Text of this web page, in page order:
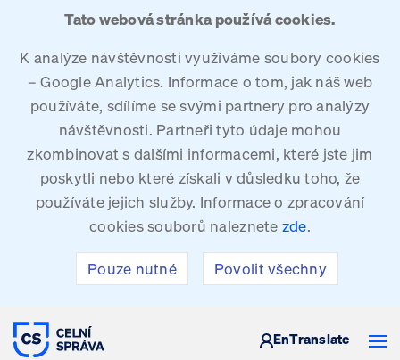
Tato webová stránka používá cookies.
K analýze návštěvnosti využíváme soubory cookies
– Google Analytics. Informace o tom, jak náš web
používáte, sdílíme se svými partnery pro analýzy
návštěvnosti. Partneři tyto údaje mohou
zkombinovat s dalšími informacemi, které jste jim
poskytli nebo které získali v důsledku toho, že
používáte jejich služby. Informace o zpracování
cookies souborů naleznete zde.
Pouze nutné Povolit všechny
CELNÍ SPRÁVA ČESKÉ REPUBLIKY
EnTranslate